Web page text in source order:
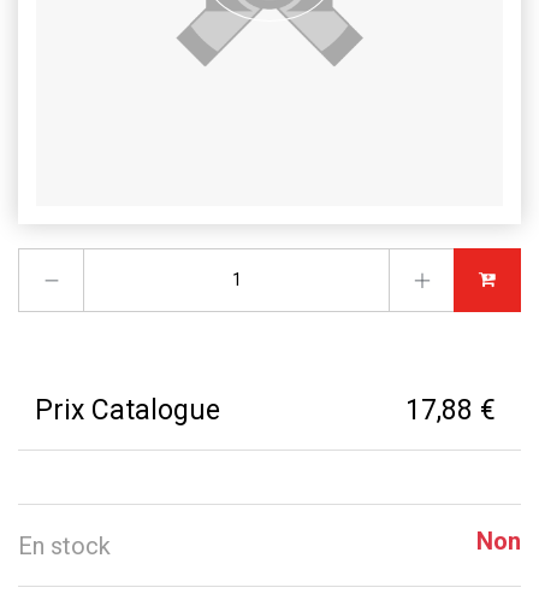
Prix Catalogue 17,88 €
En stock Non